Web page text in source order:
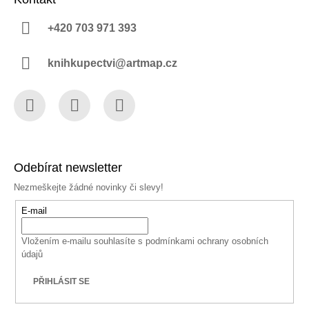
+420 703 971 393
knihkupectvi@artmap.cz
Odebírat newsletter
Nezmeškejte žádné novinky či slevy!
E-mail
Vložením e-mailu souhlasíte s podmínkami ochrany osobních
údajů
PŘIHLÁSIT SE